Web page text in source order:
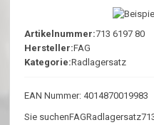
Artikelnummer:713 6197 80
Hersteller:FAG
Kategorie:Radlagersatz
EAN Nummer: 4014870019983
Sie